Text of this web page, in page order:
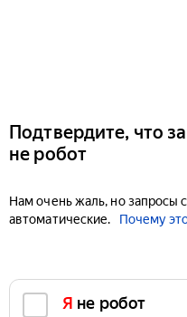
Подтвердите, что
не робот
Нам очень жаль, но запросы
автоматические.
Почему
Я не робот